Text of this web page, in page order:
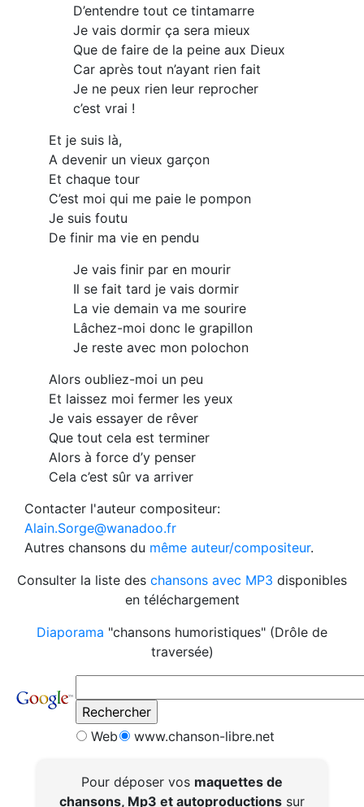
D’entendre tout ce tintamarre
Je vais dormir ça sera mieux
Que de faire de la peine aux Dieux
Car après tout n’ayant rien fait
Je ne peux rien leur reprocher
c’est vrai !
Et je suis là,
A devenir un vieux garçon
Et chaque tour
C’est moi qui me paie le pompon
Je suis foutu
De finir ma vie en pendu
Je vais finir par en mourir
Il se fait tard je vais dormir
La vie demain va me sourire
Lâchez-moi donc le grapillon
Je reste avec mon polochon
Alors oubliez-moi un peu
Et laissez moi fermer les yeux
Je vais essayer de rêver
Que tout cela est terminer
Alors à force d’y penser
Cela c’est sûr va arriver
Contacter l'auteur compositeur:
Alain.Sorge@wanadoo.fr
Autres chansons du même auteur/compositeur.
Consulter la liste des chansons avec MP3 disponibles
en téléchargement
Diaporama "chansons humoristiques" (Drôle de
traversée)
Web www.chanson-libre.net
Pour déposer vos maquettes de
chansons, Mp3 et autoproductions sur